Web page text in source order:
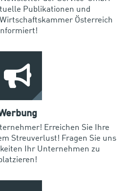
Publikationen und
Österreich
Erreichen Sie Ihre
Streuverlust! Fragen Sie uns
Ihr Unternehmen zu